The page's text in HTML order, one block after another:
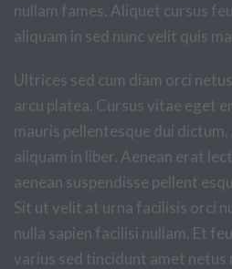
nullam fames. Aliquet cursus
aliquam in sed nunc velit quis
Ultrices sed cum diam orci
arcu platea. Cursus vitae eget
mauris pellentesque dui
aliquam in liber. Aenean erat
aenean suspendisse pellent
Sit ut velit at urna facilisis orci
nulla sapien facilisi nullam. Et
varius sed tincidunt amet netus